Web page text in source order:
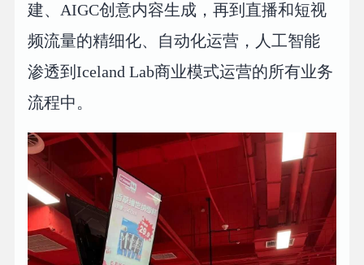
建、AIGC创意内容生成，再到直播和短视
频流量的精细化、自动化运营，人工智能
渗透到Iceland Lab商业模式运营的所有业务
流程中。